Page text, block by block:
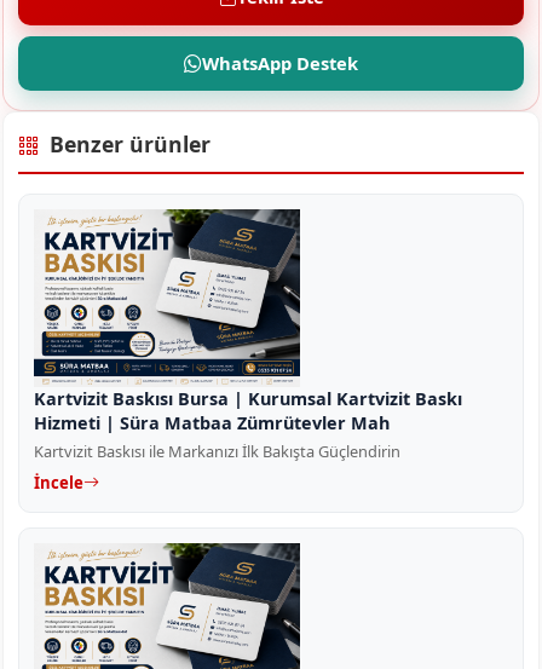
WhatsApp Destek
Benzer ürünler
Kartvizit Baskısı Bursa | Kurumsal Kartvizit Baskı
Hizmeti | Süra Matbaa Zümrütevler Mah
Kartvizit Baskısı ile Markanızı İlk Bakışta Güçlendirin
İncele